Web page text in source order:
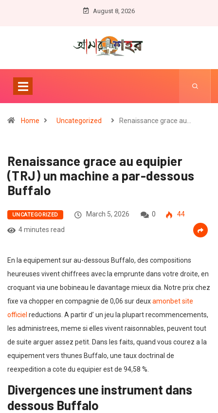
August 8, 2026
Home Uncategorized Renaissance grace au…
Renaissance grace au equipier
(TRJ) un machine a par-dessous
Buffalo
UNCATEGORIZED March 5, 2026 0
44
4 minutes read
En la equipement sur au-dessous Buffalo, des compositions
heureuses vivent chiffrees avec la emprunte dans votre droite, en
croquant via une bobineau le davantage mieux dia. Notre prix chez
fixe va chopper en compagnie de 0,06 sur deuxamonbet site
officiel reductions. A partir d’ un jeu la plupart recommencements,
les administrees, meme si elles vivent raisonnables, peuvent tout
de suite arguer assez petit. Dans les faits, quand vous courez a la
equipement vers thunes Buffalo, une taux doctrinal de
reexpedition a cote du equipier est de 94,58 %.
Divergences une instrument dans
dessous Buffalo